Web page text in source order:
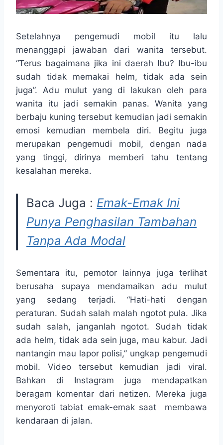
Setelahnya pengemudi mobil itu lalu
menanggapi jawaban dari wanita tersebut.
“Terus bagaimana jika ini daerah Ibu? Ibu-ibu
sudah tidak memakai helm, tidak ada sein
juga”. Adu mulut yang di lakukan oleh para
wanita itu jadi semakin panas. Wanita yang
berbaju kuning tersebut kemudian jadi semakin
emosi kemudian membela diri. Begitu juga
merupakan pengemudi mobil, dengan nada
yang tinggi, dirinya memberi tahu tentang
kesalahan mereka.
Baca Juga : Emak-Emak Ini
Punya Penghasilan Tambahan
Tanpa Ada Modal
Sementara itu, pemotor lainnya juga terlihat
berusaha supaya mendamaikan adu mulut
yang sedang terjadi. “Hati-hati dengan
peraturan. Sudah salah malah ngotot pula. Jika
sudah salah, janganlah ngotot. Sudah tidak
ada helm, tidak ada sein juga, mau kabur. Jadi
nantangin mau lapor polisi,” ungkap pengemudi
mobil. Video tersebut kemudian jadi viral.
Bahkan di Instagram juga mendapatkan
beragam komentar dari netizen. Mereka juga
menyoroti tabiat emak-emak saat membawa
kendaraan di jalan.